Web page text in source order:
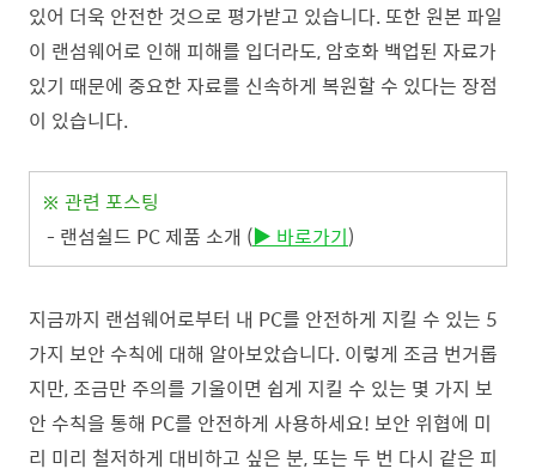
있어 더욱 안전한 것으로 평가받고 있습니다. 또한 원본 파일
이 랜섬웨어로 인해 피해를 입더라도, 암호화 백업된 자료가
있기 때문에 중요한 자료를 신속하게 복원할 수 있다는 장점
이 있습니다.
※ 관련 포스팅
- 랜섬쉴드 PC 제품 소개 (▶ 바로가기)
지금까지 랜섬웨어로부터 내 PC를 안전하게 지킬 수 있는 5
가지 보안 수칙에 대해 알아보았습니다. 이렇게 조금 번거롭
지만, 조금만 주의를 기울이면 쉽게 지킬 수 있는 몇 가지 보
안 수칙을 통해 PC를 안전하게 사용하세요! 보안 위협에 미
리 미리 철저하게 대비하고 싶은 분, 또는 두 번 다시 같은 피